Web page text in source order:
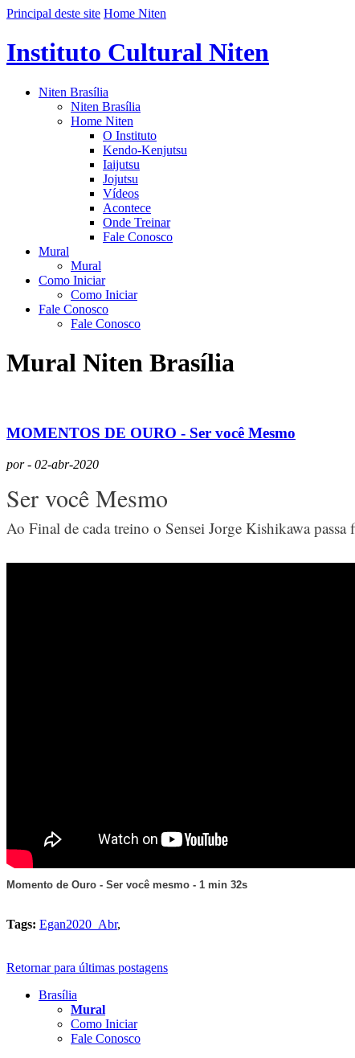
Principal deste site Home Niten
Instituto Cultural Niten
Niten Brasília
Niten Brasília
Home Niten
O Instituto
Kendo-Kenjutsu
Iaijutsu
Jojutsu
Vídeos
Acontece
Onde Treinar
Fale Conosco
Mural
Mural
Como Iniciar
Como Iniciar
Fale Conosco
Fale Conosco
Mural Niten Brasília
MOMENTOS DE OURO - Ser você Mesmo
por - 02-abr-2020
Ser você Mesmo
Ao Final de cada treino o Sensei Jorge Kishikawa
Momento de Ouro - Ser você mesmo - 1 min 32s
Tags: Egan2020_Abr,
Retornar para últimas postagens
Brasília
Mural
Como Iniciar
Fale Conosco